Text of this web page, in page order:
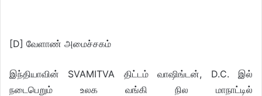
[D] வேளாண் அமைச்சகம்
இந்தியாவின் SVAMITVA திட்டம் வாஷிங்டன், D.C. இல்
நடைபெறும் உலக வங்கி நில மாநாட்டில்